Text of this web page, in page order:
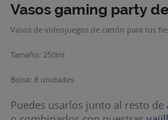
Vasos gaming party
Vasos de videojuegos de cartón para tus
Tamaño: 250ml
Bolsa: 8 unidades
Puedes usarlos junto al resto de